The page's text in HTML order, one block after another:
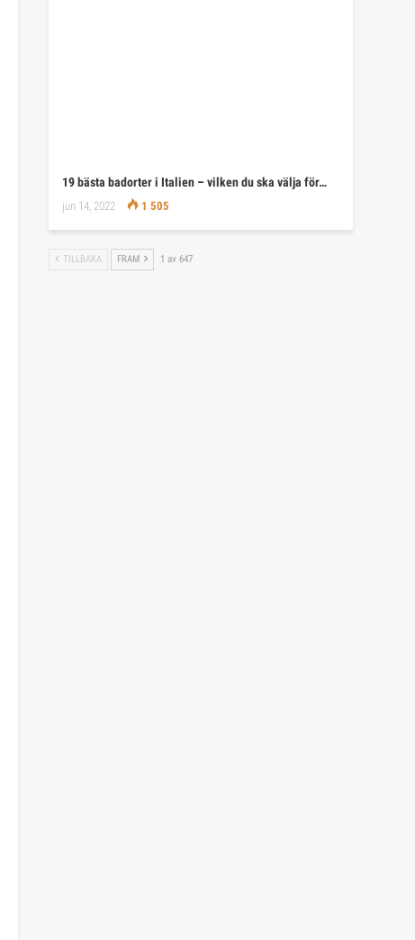
19 bästa badorter i Italien – vilken du ska välja för…
jun 14, 2022 1 505
TILLBAKA FRAM 1 av 647